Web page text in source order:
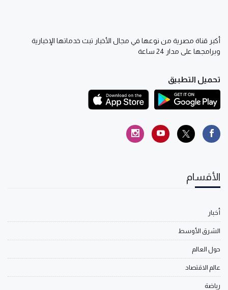
أكبر قناة مصرية من نوعها في مجال الأخبار تبث خدماتها الإخبارية
وبرامجها على مدار 24 ساعة
تحميل التطبيق
الأقسام
أخبار
الشرق الأوسط
حول العالم
عالم الاقتصاد
رياضة